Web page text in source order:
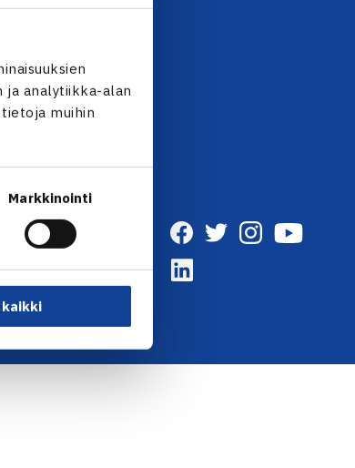
ja analytiikka-alan
muihin
Markkinointi
→